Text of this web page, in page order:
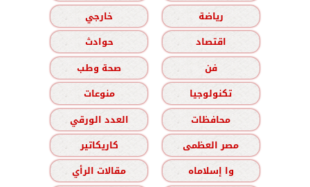
رياضة
خارجي
اقتصاد
حوادث
فن
صحة وطب
تكنولوجيا
منوعات
محافظات
العدد الورقي
مصر العظمى
كاريكاتير
وا إسلاماه
مقالات الرأي